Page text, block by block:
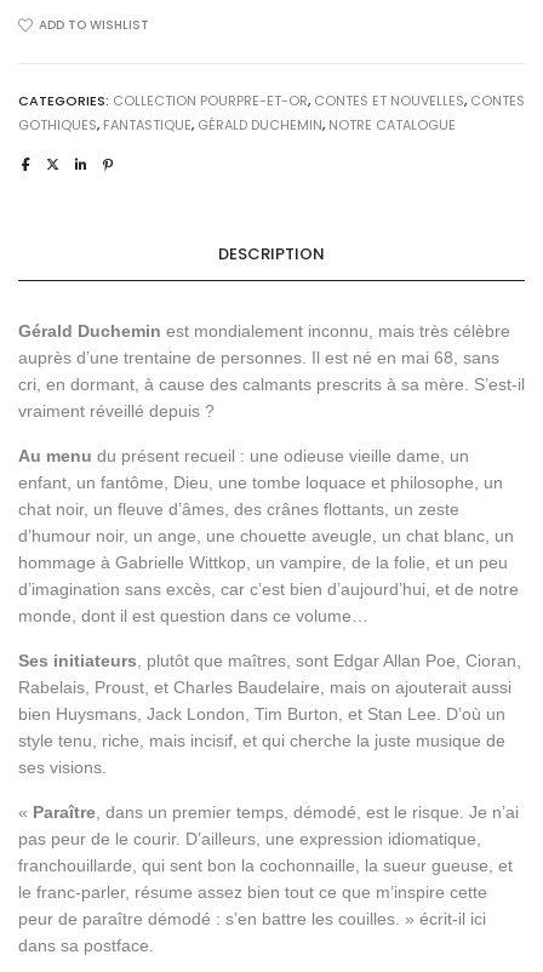
LA
quantity
ADD TO WISHLIST
CATEGORIES: COLLECTION POURPRE-ET-OR, CONTES ET NOUVELLES, CONTES
GOTHIQUES, FANTASTIQUE, GÉRALD DUCHEMIN, NOTRE CATALOGUE
DESCRIPTION
Gérald Duchemin est mondialement inconnu, mais très célèbre
auprès d’une trentaine de personnes. Il est né en mai 68, sans
cri, en dormant, à cause des calmants prescrits à sa mère. S’est-il
vraiment réveillé depuis ?
Au menu du présent recueil : une odieuse vieille dame, un
enfant, un fantôme, Dieu, une tombe loquace et philosophe, un
chat noir, un fleuve d’âmes, des crânes flottants, un zeste
d’humour noir, un ange, une chouette aveugle, un chat blanc, un
hommage à Gabrielle Wittkop, un vampire, de la folie, et un peu
d’imagination sans excès, car c’est bien d’aujourd’hui, et de notre
monde, dont il est question dans ce volume…
Ses initiateurs , plutôt que maîtres, sont Edgar Allan Poe, Cioran,
Rabelais, Proust, et Charles Baudelaire, mais on ajouterait aussi
bien Huysmans, Jack London, Tim Burton, et Stan Lee. D’où un
style tenu, riche, mais incisif, et qui cherche la juste musique de
ses visions.
« Paraître , dans un premier temps, démodé, est le risque. Je n’ai
pas peur de le courir. D’ailleurs, une expression idiomatique,
franchouillarde, qui sent bon la cochonnaille, la sueur gueuse, et
le franc-parler, résume assez bien tout ce que m’inspire cette
peur de paraître démodé : s’en battre les couilles. » écrit-il ici
dans sa postface.